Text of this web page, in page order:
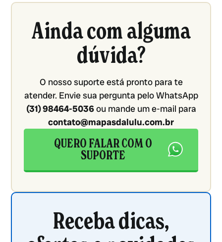
Ainda com alguma
dúvida?
O nosso suporte está pronto para te
atender. Envie sua pergunta pelo WhatsApp
(31) 98464-5036ou mande um e-mail para
contato@mapasdalulu.com.br
QUERO FALAR COM O
SUPORTE
Receba dicas,